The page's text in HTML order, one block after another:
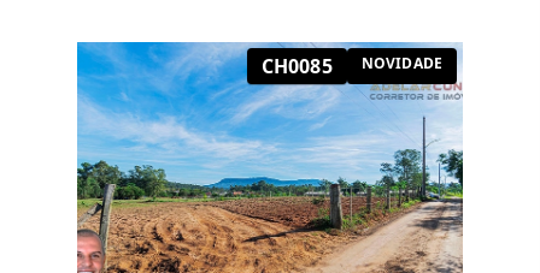
CH0085 NOVIDADE